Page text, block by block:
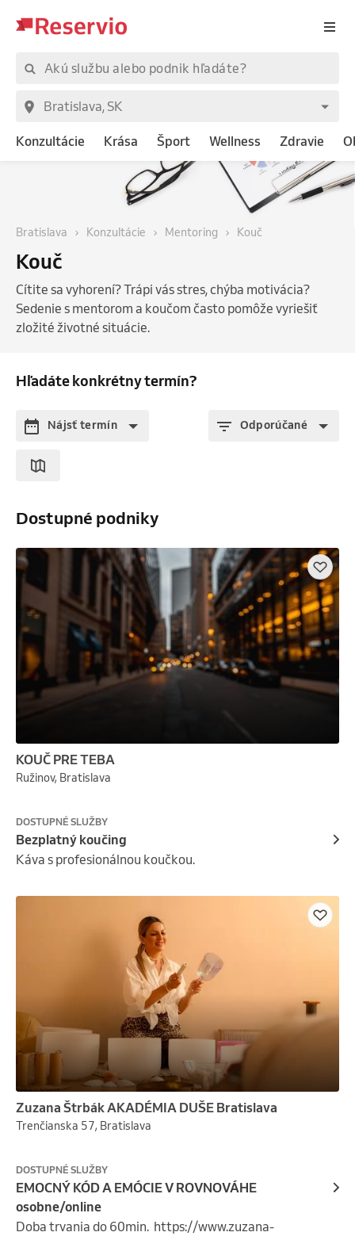
Konzultácie Krása Šport Wellness Zdravie
Bratislava Konzultácie Mentoring Kouč
Kouč
Cítite sa vyhorení? Trápi vás stres, chýba motivácia?
Sedenie s mentorom a koučom často pomôže vyriešiť
zložité životné situácie.
Hľadáte konkrétny termín?
Nájsť termín Odporúčané
Dostupné podniky
KOUČ PRE TEBA
Ružinov, Bratislava
DOSTUPNÉ SLUŽBY
Bezplatný koučing
Káva s profesionálnou koučkou.
Zuzana Štrbák AKADÉMIA DUŠE Bratislava
Trenčianska 57, Bratislava
DOSTUPNÉ SLUŽBY
EMOCNÝ KÓD A EMÓCIE V ROVNOVÁHE
osobne/online
Doba trvania do 60min.  https://www.zuzana-